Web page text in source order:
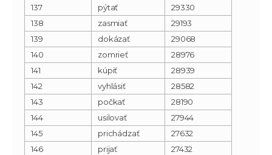
137
pýtať
29330
138
zasmiať
29193
139
dokázať
29068
140
zomrieť
28976
141
kúpiť
28939
142
vyhlásiť
28582
143
počkať
28190
144
usilovať
27944
145
prichádzať
27632
146
prijať
27432